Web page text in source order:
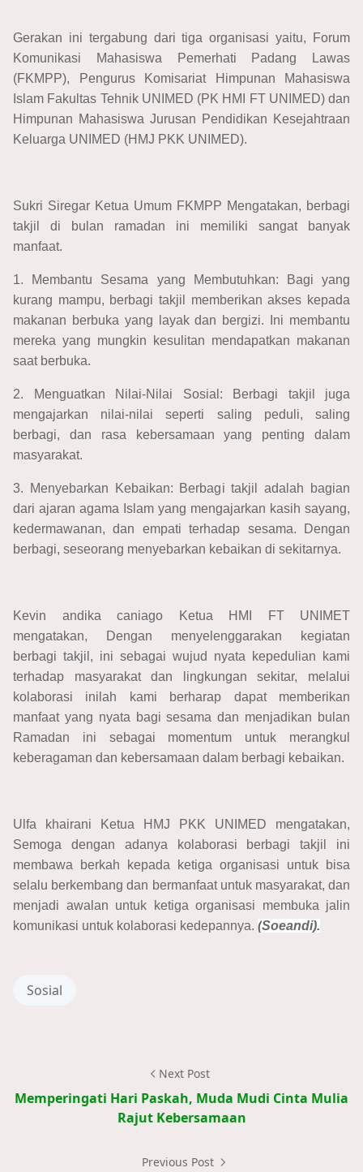
Gerakan ini tergabung dari tiga organisasi yaitu, Forum
Komunikasi Mahasiswa Pemerhati Padang Lawas
(FKMPP), Pengurus Komisariat Himpunan Mahasiswa
Islam Fakultas Tehnik UNIMED (PK HMI FT UNIMED) dan
Himpunan Mahasiswa Jurusan Pendidikan Kesejahtraan
Keluarga UNIMED (HMJ PKK UNIMED).
Sukri Siregar Ketua Umum FKMPP Mengatakan, berbagi
takjil di bulan ramadan ini memiliki sangat banyak
manfaat.
1. Membantu Sesama yang Membutuhkan: Bagi yang
kurang mampu, berbagi takjil memberikan akses kepada
makanan berbuka yang layak dan bergizi. Ini membantu
mereka yang mungkin kesulitan mendapatkan makanan
saat berbuka.
2. Menguatkan Nilai-Nilai Sosial: Berbagi takjil juga
mengajarkan nilai-nilai seperti saling peduli, saling
berbagi, dan rasa kebersamaan yang penting dalam
masyarakat.
3. Menyebarkan Kebaikan: Berbagi takjil adalah bagian
dari ajaran agama Islam yang mengajarkan kasih sayang,
kedermawanan, dan empati terhadap sesama. Dengan
berbagi, seseorang menyebarkan kebaikan di sekitarnya.
Kevin andika caniago Ketua HMI FT UNIMET
mengatakan, Dengan menyelenggarakan kegiatan
berbagi takjil, ini sebagai wujud nyata kepedulian kami
terhadap masyarakat dan lingkungan sekitar, melalui
kolaborasi inilah kami berharap dapat memberikan
manfaat yang nyata bagi sesama dan menjadikan bulan
Ramadan ini sebagai momentum untuk merangkul
keberagaman dan kebersamaan dalam berbagi kebaikan.
Ulfa khairani Ketua HMJ PKK UNIMED mengatakan,
Semoga dengan adanya kolaborasi berbagi takjil ini
membawa berkah kepada ketiga organisasi untuk bisa
selalu berkembang dan bermanfaat untuk masyarakat, dan
menjadi awalan untuk ketiga organisasi membuka jalin
komunikasi untuk kolaborasi kedepannya. (Soeandi).
Sosial
Next Post
Memperingati Hari Paskah, Muda Mudi Cinta Mulia
Rajut Kebersamaan
Previous Post